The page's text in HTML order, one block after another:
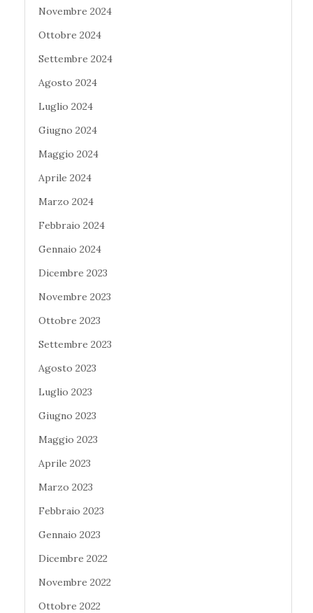
Novembre 2024
Ottobre 2024
Settembre 2024
Agosto 2024
Luglio 2024
Giugno 2024
Maggio 2024
Aprile 2024
Marzo 2024
Febbraio 2024
Gennaio 2024
Dicembre 2023
Novembre 2023
Ottobre 2023
Settembre 2023
Agosto 2023
Luglio 2023
Giugno 2023
Maggio 2023
Aprile 2023
Marzo 2023
Febbraio 2023
Gennaio 2023
Dicembre 2022
Novembre 2022
Ottobre 2022